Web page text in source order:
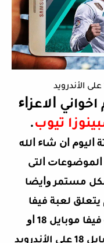
ﺍﻻﻋﺰﺍﺀ
تيوب.
ﺍﻟﻴﻮﻡ ﺍﻥ ﺷﺎﺀ ﺍﻟﻠﻪ
ﺍﻟﺘﻰ
ﻣﺴﺘﻤﺮ ﻭﺍﻳﻀﺎ
لعبة فيفا
موبايل ﻭﺑﺎﻟﺘﺤﺪﻳﺪ تحميل لعبة فيفا موبايل 18 ﺍﻭ